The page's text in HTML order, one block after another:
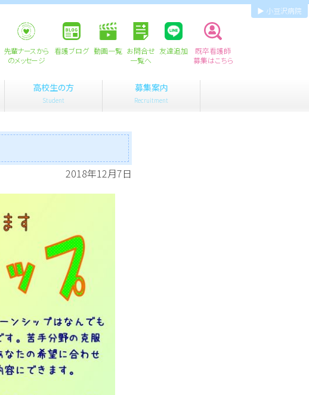
▶ 小豆沢病院
先輩ナースから
のメッセージ
看護ブログ 動画一覧 お問合せ
一覧へ
友達追加
既卒看護師
募集はこちら
高校生の方
Student
募集案内
Recruitment
2018年12月7日